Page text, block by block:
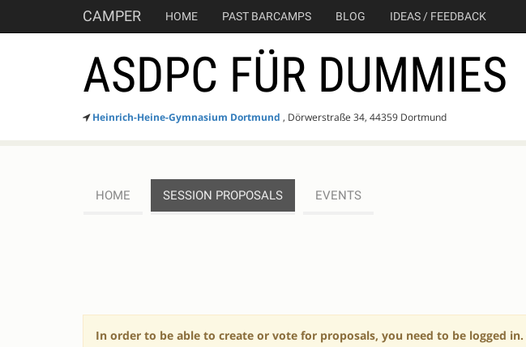
CAMPER HOME PAST BARCAMPS BLOG IDEAS / FEEDBACK
ASDPC FÜR DUMMIES
Heinrich-Heine-Gymnasium Dortmund , Dörwerstraße 34, 44359 Dortmund
HOME SESSION PROPOSALS EVENTS
In order to be able to create or vote for proposals, you need to be logged in.